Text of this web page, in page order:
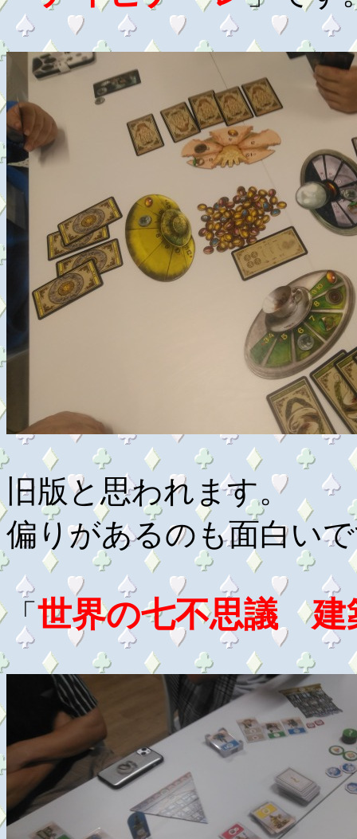
旧版と思われます。
偏りがあるのも面白い
「 世界の七不思議 建